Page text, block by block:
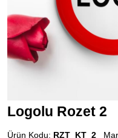
Logolu Rozet 2
Ürün Kodu: RZT_KT_2